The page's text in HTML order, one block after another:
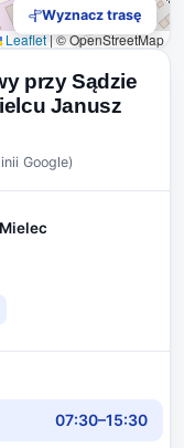
Leaflet|© OpenStreetMap
Wyznacz trasę
przy Sądzie
Janusz
Google)
07:30–15:30